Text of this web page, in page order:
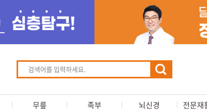
무릎 족부 뇌신경 전문재